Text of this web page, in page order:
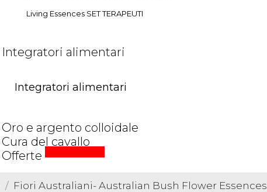
Living Essences SET TERAPEUTI
Integratori alimentari
Integratori alimentari
Oro e argento colloidale
Cura del cavallo
Offerte
Fiori Australiani- Australian Bush Flower Essences